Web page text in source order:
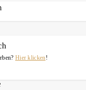
Hier klicken!